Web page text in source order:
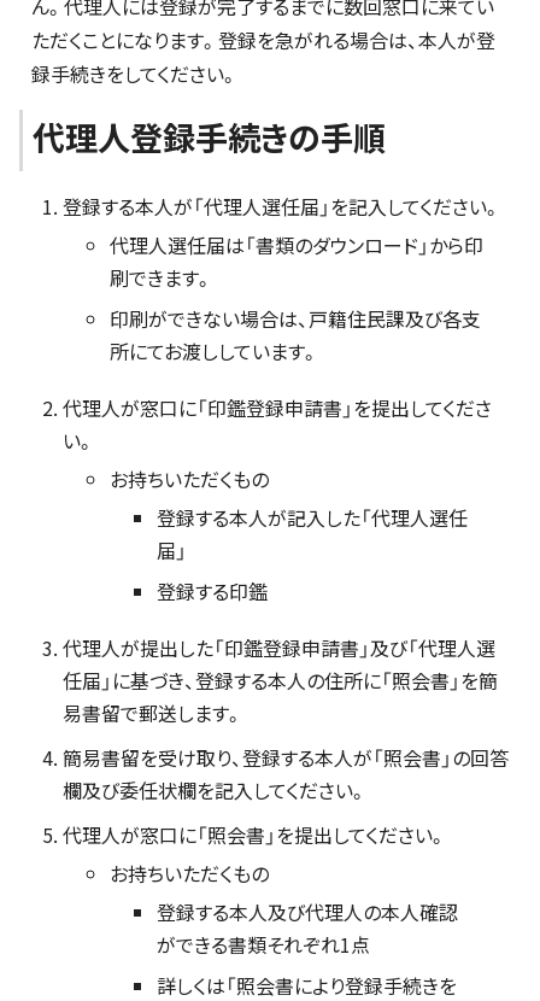
ん。代理人には登録が完了するまでに数回窓口に来てい
ただくことになります。登録を急がれる場合は、本人が登
録手続きをしてください。
代理人登録手続きの手順
登録する本人が「代理人選任届」を記入してください。
代理人選任届は「書類のダウンロード」から印
刷できます。
印刷ができない場合は、戸籍住民課及び各支
所にてお渡ししています。
代理人が窓口に「印鑑登録申請書」を提出してくださ
い。
お持ちいただくもの
登録する本人が記入した「代理人選任
届」
登録する印鑑
代理人が提出した「印鑑登録申請書」及び「代理人選
任届」に基づき、登録する本人の住所に「照会書」を簡
易書留で郵送します。
簡易書留を受け取り、登録する本人が「照会書」の回答
欄及び委任状欄を記入してください。
代理人が窓口に「照会書」を提出してください。
お持ちいただくもの
登録する本人及び代理人の本人確認
ができる書類それぞれ1点
詳しくは「照会書により登録手続きを